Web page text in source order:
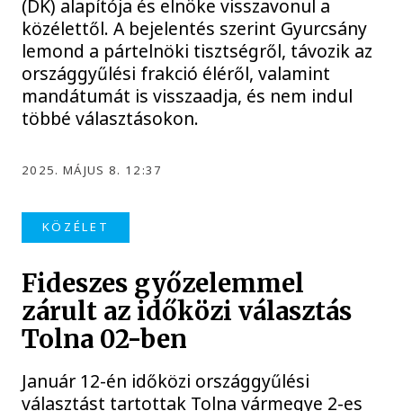
(DK) alapítója és elnöke visszavonul a
közélettől. A bejelentés szerint Gyurcsány
lemond a pártelnöki tisztségről, távozik az
országgyűlési frakció éléről, valamint
mandátumát is visszaadja, és nem indul
többé választásokon.
2025. MÁJUS 8. 12:37
KÖZÉLET
Fideszes győzelemmel
zárult az időközi választás
Tolna 02-ben
Január 12-én időközi országgyűlési
választást tartottak Tolna vármegye 2-es